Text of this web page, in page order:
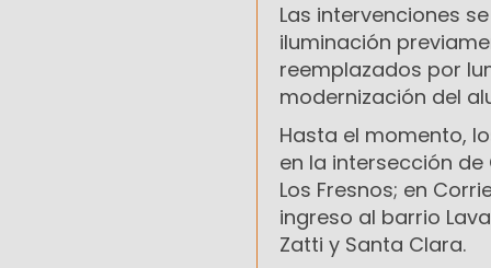
Las intervenciones
iluminación
reemplazados por
modernización del
Hasta el momento,
en la intersección de
Los Fresnos; en
ingreso al barrio
Zatti y Santa Clara.